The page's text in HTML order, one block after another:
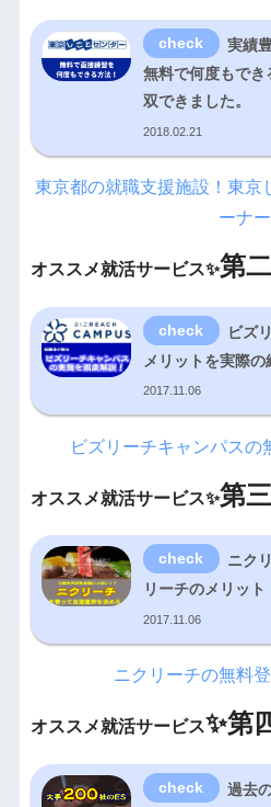
実績
無料で何度もでき
双できました。
2018.02.21
東京都の就職支援施設！東京
ーナー
オススメ就活サービス✨第
ビズ
メリットを実際
2017.11.06
ビズリーチキャンパスの
オススメ就活サービス✨第
ニク
リーチのメリット
2017.11.06
ニクリーチの無料
オススメ就活サービス✨第
過去